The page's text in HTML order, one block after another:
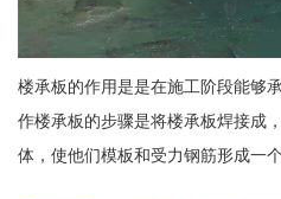
楼承板的作用是是在施工阶段能够
作楼承板的步骤是将楼承板焊接成
体，使他们模板和受力钢筋形成一个